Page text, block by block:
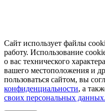
Сайт использует файлы
работу. Использование
о вас технического
вашего местоположения и
пользоваться сайтом, вы
конфиденциальности, а
своих персональных данных.